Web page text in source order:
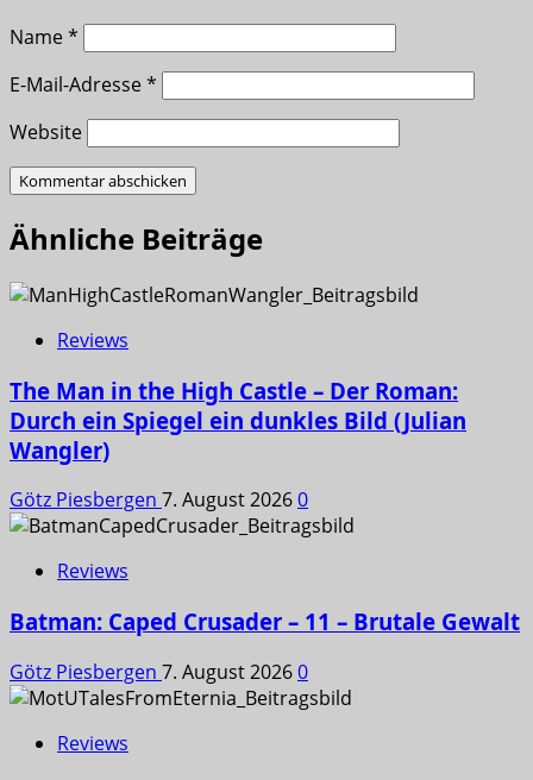
Name*
E-Mail-Adresse*
Website
Ähnliche Beiträge
Reviews
The Man in the High Castle – Der Roman:
Durch ein Spiegel ein dunkles Bild (Julian
Wangler)
Götz Piesbergen 7. August 20260
Reviews
Batman: Caped Crusader – 11 – Brutale Gewalt
Götz Piesbergen 7. August 20260
Reviews